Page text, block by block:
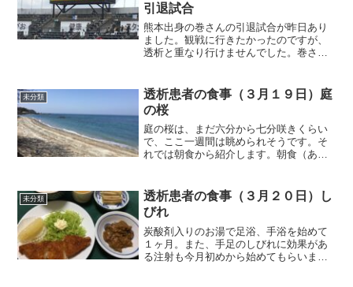
引退試合
熊本出身の巻さんの引退試合が昨日あり
ました。観戦に行きたかったのですが、
透析と重なり行けませんでした。巻さん
ね。ところで、昨日の透析は今冬初めて
寒さを感じました。特に透...
未分類
透析患者の食事（３月１９日）庭
の桜
庭の桜は、まだ六分から七分咲きくらい
で、ここ一週間は眺められそうです。そ
れでは朝食から紹介します。朝食（あじ
の粉末ですから、上手い具合に混ぜない
と混ざりませんね。今朝...
未分類
透析患者の食事（３月２０日）し
びれ
炭酸剤入りのお湯で足浴、手浴を始めて
１ヶ月。また、手足のしびれに効果があ
る注射も今月初めから始めてもらいまし